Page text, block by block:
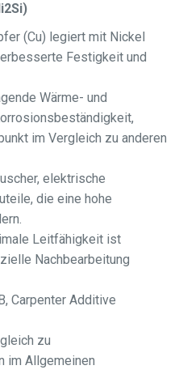
(Cu) legiert mit Nickel
Festigkeit und
Wärme- und
im Vergleich zu anderen
elektrische
die eine hohe
Leitfähigkeit ist
Nachbearbeitung
Carpenter Additive
zu
im Allgemeinen